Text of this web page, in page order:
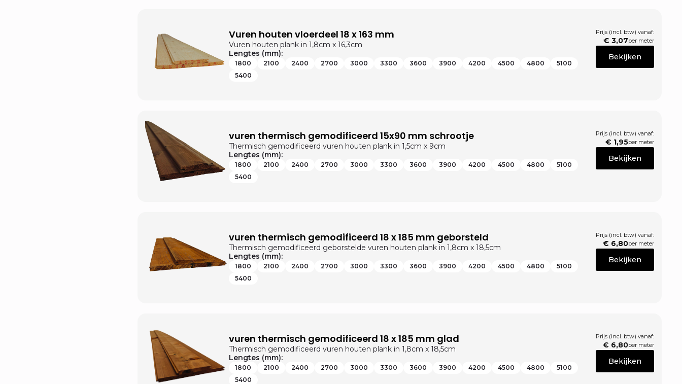
Vuren houten vloerdeel 18 x 163 mm
Vuren houten plank in 1,8cm x 16,3cm
Lengtes (mm):
1800 2100 2400 2700 3000 3300 3600 3900 4200 4500 4800
5100
5400
Prijs (incl. btw) vanaf:
€ 3,07per meter
Bekijken
vuren thermisch gemodificeerd 15x90 mm schrootje
Thermisch gemodificeerd vuren houten plank in 1,5cm x 9cm
Lengtes (mm):
1800 2100 2400 2700 3000 3300 3600 3900 4200 4500 4800
5100
5400
Prijs (incl. btw) vanaf:
€ 1,95per meter
Bekijken
vuren thermisch gemodificeerd 18 x 185 mm geborsteld
Thermisch gemodificeerd geborstelde vuren houten plank in 1,8cm x 18,5cm
Lengtes (mm):
1800 2100 2400 2700 3000 3300 3600 3900 4200 4500 4800
5100
5400
Prijs (incl. btw) vanaf:
€ 6,80per meter
Bekijken
vuren thermisch gemodificeerd 18 x 185 mm glad
Thermisch gemodificeerd vuren houten plank in 1,8cm x 18,5cm
Lengtes (mm):
1800 2100 2400 2700 3000 3300 3600 3900 4200 4500 4800
5100
5400
Prijs (incl. btw) vanaf:
€ 6,80per meter
Bekijken